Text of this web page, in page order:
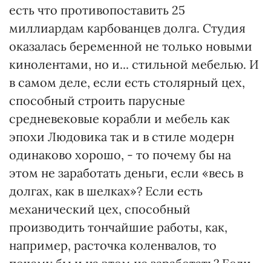
есть что противопоставить 25
миллиардам карбованцев долга. Студия
оказалась беременной не только новыми
кинолентами, но и... стильной мебелью. И
в самом деле, если есть столярный цех,
способный строить парусные
средневековые корабли и мебель как
эпохи Людовика так и в стиле модерн
одинаково хорошо, - то почему бы на
этом не заработать деньги, если «весь в
долгах, как в шелках»? Если есть
механический цех, способный
производить тончайшие работы, как,
например, расточка коленвалов, то